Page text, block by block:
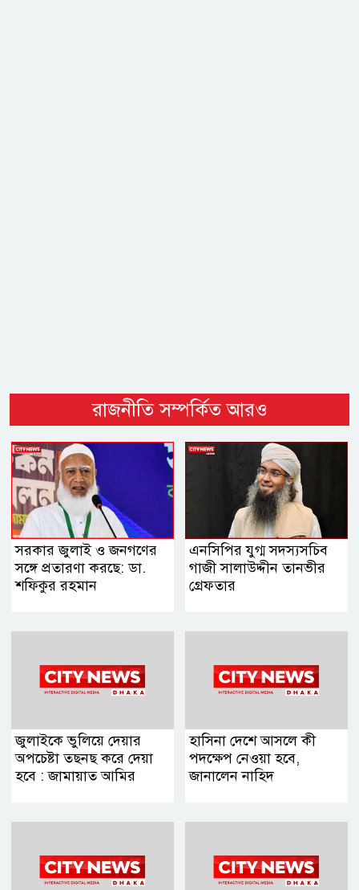
রাজনীতি সম্পর্কিত আরও
সরকার জুলাই ও জনগণের
সঙ্গে প্রতারণা করছে: ডা.
শফিকুর রহমান
এনসিপির যুগ্ম সদস্যসচিব
গাজী সালাউদ্দীন তানভীর
গ্রেফতার
জুলাইকে ভুলিয়ে দেয়ার
অপচেষ্টা তছনছ করে দেয়া
হবে : জামায়াত আমির
হাসিনা দেশে আসলে কী
পদক্ষেপ নেওয়া হবে,
জানালেন নাহিদ